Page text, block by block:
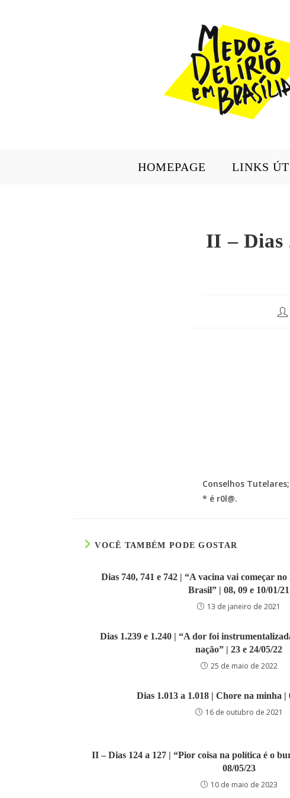
HOMEPAGE LINKS
II – Dias
Conselhos
* é r0l@.
VOCÊ TAMBÉM PODE GOSTAR
Dias 740, 741 e 742 | “A vacina vai começar
Brasil” | 08, 09 e 10/01/21
13 de janeiro de 2021
Dias 1.239 e 1.240 | “A dor foi
nação” | 23 e 24/05/22
25 de maio de 2022
Dias 1.013 a 1.018 | Chore na minha |
16 de outubro de 2021
II – Dias 124 a 127 | “Pior coisa na política é o
08/05/23
10 de maio de 2023